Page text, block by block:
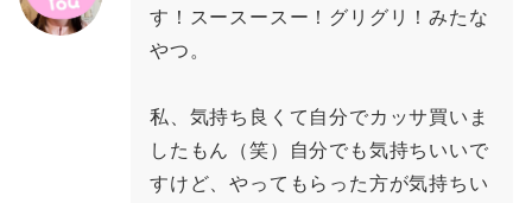
す！スースースー！グリグリ！みたな
やつ。
私、気持ち良くて自分でカッサ買いま
したもん（笑）自分でも気持ちいいで
すけど、やってもらった方が気持ちい